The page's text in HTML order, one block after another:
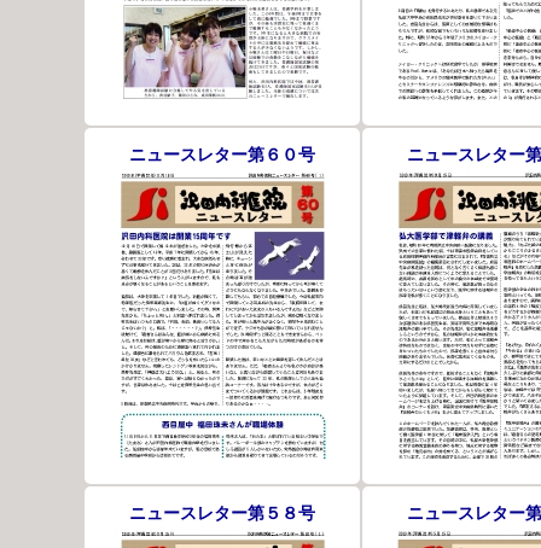
ニュースレター第６０号 ニュースレター
ニュースレター第５８号 ニュースレター